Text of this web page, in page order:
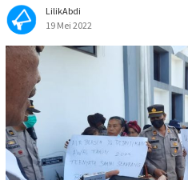
LilikAbdi
19 Mei 2022